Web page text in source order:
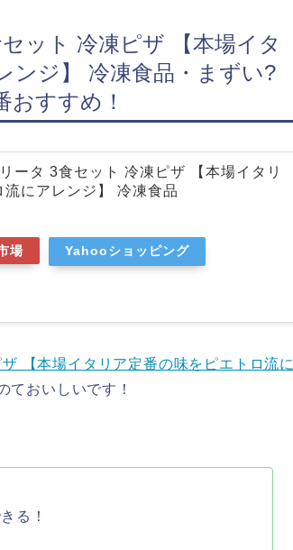
ット 冷凍ピザ 【本場イタ
ンジ】 冷凍食品・まずい?
おすすめ！
ータ 3食セット 冷凍ピザ 【本場イタリ
にアレンジ】 冷凍食品
場 Yahooショッピング
【本場イタリア定番の味をピエトロ流に
ておいしいです！
る！